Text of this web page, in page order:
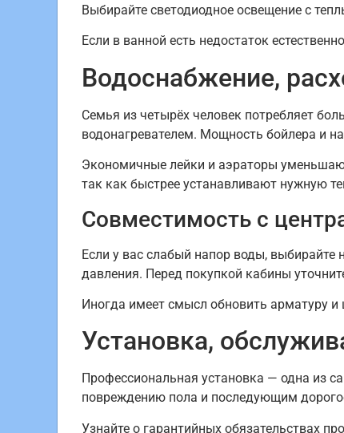
Выбирайте светодиодное освещение с
Если в ванной есть недостаток
Водоснабжение,
Семья из четырёх человек потребляет
водонагревателем. Мощность бойлера и
Экономичные лейки и аэраторы
так как быстрее устанавливают нужную
Совместимость с
Если у вас слабый напор воды, выбирайте
давления. Перед покупкой кабины
Иногда имеет смысл обновить арматуру
Установка,
Профессиональная установка — одна из
повреждению пола и последующим
Узнайте о гарантийных обязательствах